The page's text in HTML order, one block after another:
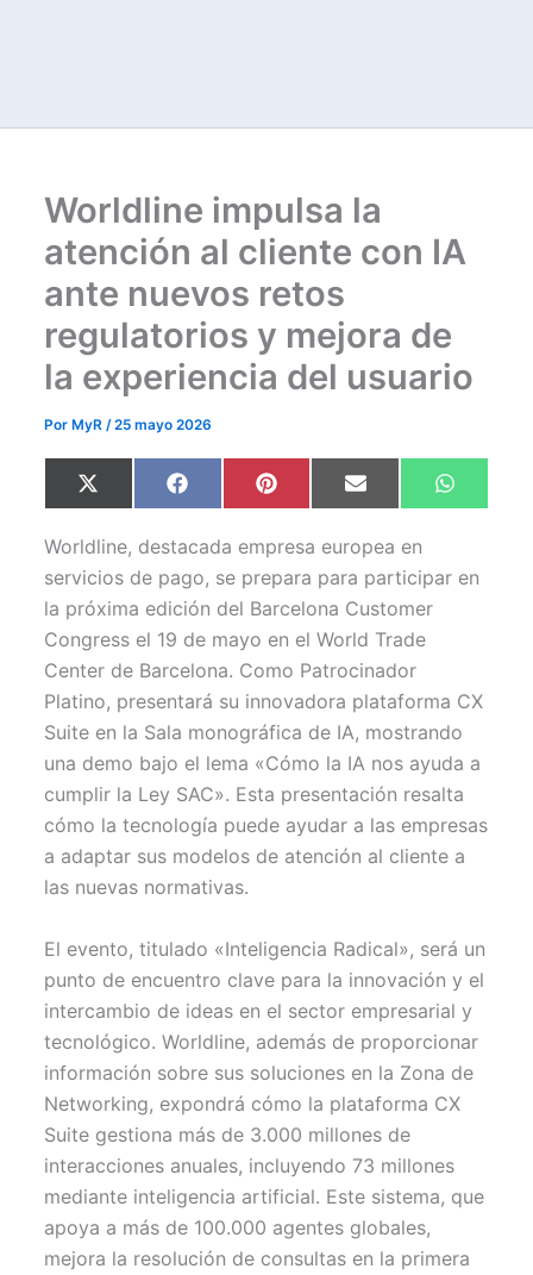
Worldline impulsa la
atención al cliente con IA
ante nuevos retos
regulatorios y mejora de
la experiencia del usuario
Por MyR/25 mayo 2026
Compartir
en
X
(
w
i
t
t
e
)
Compartir
en
F
a
e
b
o
o
k
Compartir
en
P
i
t
e
r
e
s
Compartir
en
E
m
i
l
en
W
h
A
p
Worldline, destacada empresa europea en
servicios de pago, se prepara para participar en
la próxima edición del Barcelona Customer
Congress el 19 de mayo en el World Trade
Center de Barcelona. Como Patrocinador
Platino, presentará su innovadora plataforma CX
Suite en la Sala monográfica de IA, mostrando
una demo bajo el lema «Cómo la IA nos ayuda a
cumplir la Ley SAC». Esta presentación resalta
cómo la tecnología puede ayudar a las empresas
a adaptar sus modelos de atención al cliente a
las nuevas normativas.
El evento, titulado «Inteligencia Radical», será un
punto de encuentro clave para la innovación y el
intercambio de ideas en el sector empresarial y
tecnológico. Worldline, además de proporcionar
información sobre sus soluciones en la Zona de
Networking, expondrá cómo la plataforma CX
Suite gestiona más de 3.000 millones de
interacciones anuales, incluyendo 73 millones
mediante inteligencia artificial. Este sistema, que
apoya a más de 100.000 agentes globales,
mejora la resolución de consultas en la primera